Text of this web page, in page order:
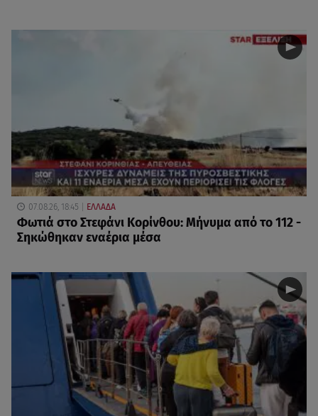
07.08.26, 18:45 ΕΛΛΑΔΑ
Φωτιά στο Στεφάνι Κορίνθου: Μήνυμα από το 112 -
Σηκώθηκαν εναέρια μέσα